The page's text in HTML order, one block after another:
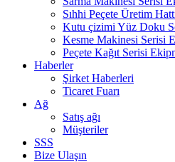
Sıhhi Peçete Üretim
Kutu çizimi Yüz Doku
Kesme Makinesi Serisi
Peçete Kağıt Serisi
Haberler
Şirket Haberleri
Ticaret Fuarı
Ağ
Satış ağı
Müşteriler
SSS
Bize Ulaşın